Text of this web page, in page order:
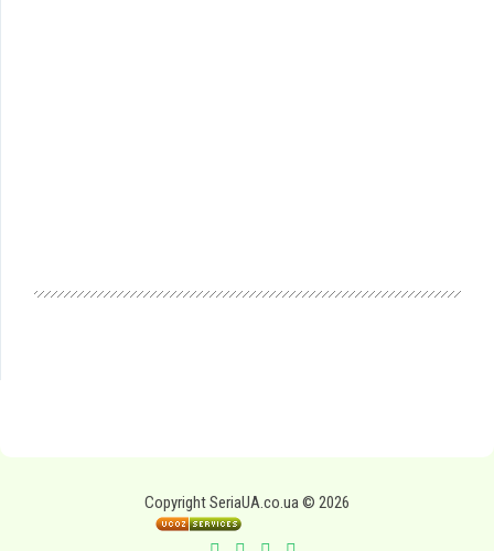
Copyright SeriaUA.co.ua © 2026